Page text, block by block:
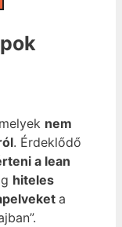
nem
. Érdeklődő
a lean
hiteles
a